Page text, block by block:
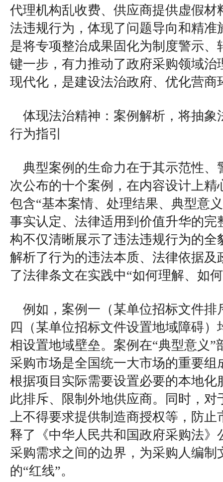
代理机构乱收费、供应商提供虚假材
法违规行为，体现了问题导向和精准
是将专项整治成果固化为制度警示、
键一步，有力推动了政府采购领域治
现代化，是建设法治政府、优化营商
体现法治精神：案例解析，将抽象
行为指引
典型案例的生命力在于其示范性、
次公布的十个案例，在内容设计上精
包含“基本案情、处理结果、典型意
事实认定、法律适用到价值升华的完
构不仅清晰展示了违法违规行为的全
解析了行为的违法本质、法律依据及
了法律条文在实践中“如何理解、如
例如，案例一（某单位招标文件排
四（某单位招标文件设置地域障碍
相设置地域壁垒。案例在“典型意义”
采购市场是全国统一大市场的重要组
根据项目实际需要设置必要的本地化
此排斥、限制外地供应商。同时，对
上不得要求提供制造商授权等，防止
释了《中华人民共和国政府采购法》
采购需求之间的边界，为采购人编制
的“红线”。